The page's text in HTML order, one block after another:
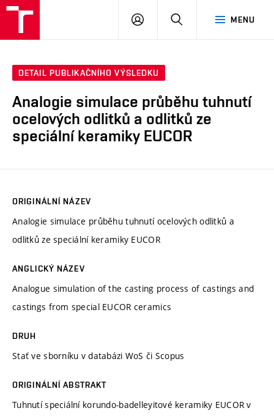
MENU
PŘIHLÁSIT
DETAIL PUBLIKAČNÍHO VÝSLEDKU
Analogie simulace průběhu tuhnutí
ocelových odlitků a odlitků ze
speciální keramiky EUCOR
ORIGINÁLNÍ NÁZEV
Analogie simulace průběhu tuhnutí ocelových odlitků a
odlitků ze speciální keramiky EUCOR
ANGLICKÝ NÁZEV
Analogue simulation of the casting process of castings and
castings from special EUCOR ceramics
DRUH
Stať ve sborníku v databázi WoS či Scopus
ORIGINÁLNÍ ABSTRAKT
Tuhnutí speciální korundo-badelleyitové keramiky EUCOR v